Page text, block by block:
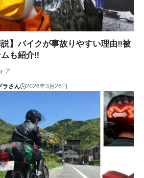
説】バイクが事故りやすい理由‼︎被
も紹介‼
ア…
ラさん 2026年3月26日